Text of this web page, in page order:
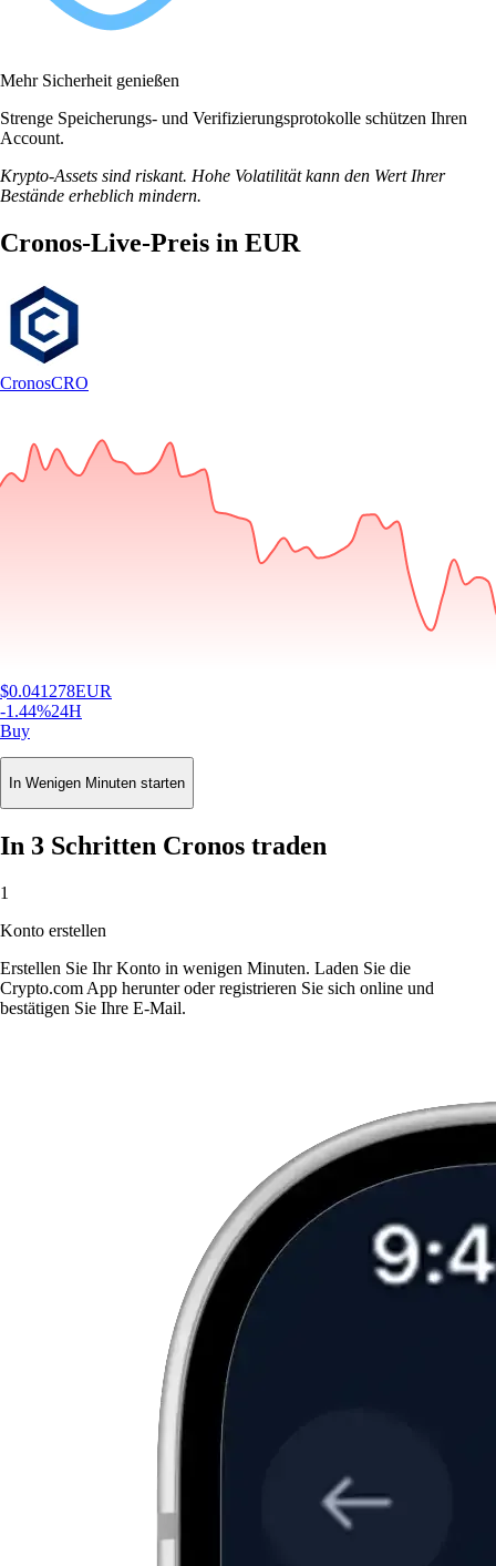
Mehr Sicherheit genießen
Strenge Speicherungs- und Verifizierungsprotokolle schützen Ihren
Account.
Krypto-Assets sind riskant. Hohe Volatilität kann den Wert Ihrer
Bestände erheblich mindern.
Cronos-Live-Preis in EUR
CronosCRO
$0.041278EUR
-1.44%24H
Buy
In Wenigen Minuten starten
In 3 Schritten Cronos traden
1
Konto erstellen
Erstellen Sie Ihr Konto in wenigen Minuten. Laden Sie die
Crypto.com App herunter oder registrieren Sie sich online und
bestätigen Sie Ihre E-Mail.